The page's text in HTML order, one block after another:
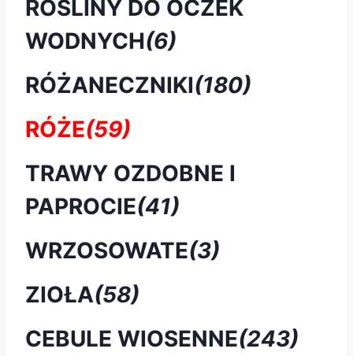
ROŚLINY DO OCZEK
WODNYCH(6)
RÓŻANECZNIKI(180)
RÓŻE(59)
TRAWY OZDOBNE I
PAPROCIE(41)
WRZOSOWATE(3)
ZIOŁA(58)
CEBULE WIOSENNE(243)